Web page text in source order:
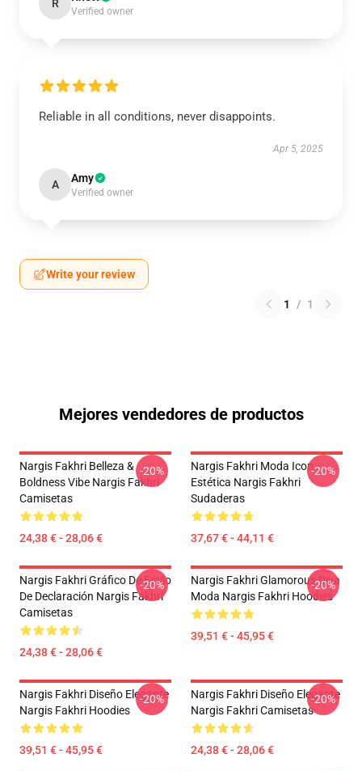
R
Verified owner
Reliable in all conditions, never disappoints.
Apr 5, 2025
A Amy
Verified owner
Write your review
1 / 1
Mejores vendedores de productos
Nargis Fakhri Belleza &
Boldness Vibe Nargis Fakhri
Camisetas
24,38 € - 28,06 €
-20%
Nargis Fakhri Moda Icon
Estética Nargis Fakhri
Sudaderas
37,67 € - 44,11 €
-20%
Nargis Fakhri Gráfico De Estilo
De Declaración Nargis Fakhri
Camisetas
24,38 € - 28,06 €
-20%
Nargis Fakhri Glamorous Diva
Moda Nargis Fakhri Hoodies
39,51 € - 45,95 €
-20%
Nargis Fakhri Diseño Elegante
Nargis Fakhri Hoodies
39,51 € - 45,95 €
-20%
Nargis Fakhri Diseño Elegante
Nargis Fakhri Camisetas
24,38 € - 28,06 €
-20%